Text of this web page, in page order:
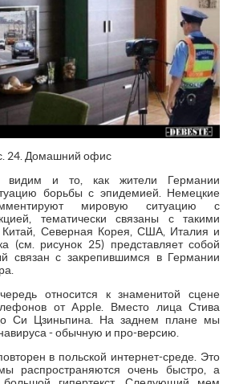
24. Домашний офис
и то, как жители Германии
борьбы с эпидемией. Немецкие
мировую ситуацию с
тематически связаны с такими
Китай, Северная Корея, США, Италия и
(см. рисунок 25) представляет собой
связан с закрепившимся в Германии
относится к знаменитой сцене
от Apple. Вместо лица Стива
Си Цзиньпина. На заднем плане мы
- обычную и про-версию.
в польской интернет-среде. Это
распространяются очень быстро, а